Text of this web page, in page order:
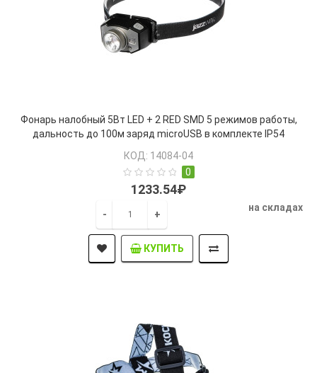
Фонарь налобный 5Вт LED + 2 RED SMD 5 режимов работы,
дальность до 100м заряд microUSB в комплекте IP54
КОД: 14084-04
0
1233.54₽
- +
на складах
КУПИТЬ